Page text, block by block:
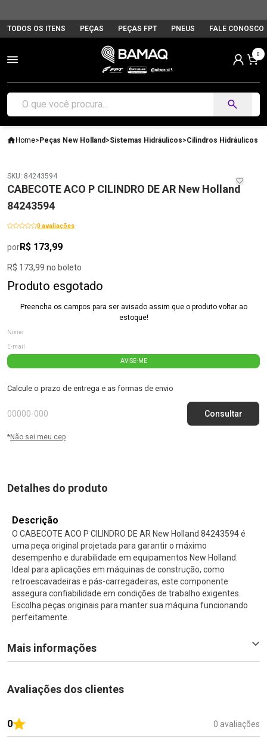
TODOS OS ITENS PEÇAS PEÇAS FPT PNEUS FALE CONOSCO
0
Home>Peças New Holland >Sistemas Hidráulicos>Cilindros Hidráulicos
SKU: 84243594
CABECOTE ACO P CILINDRO DE AR New Holland
84243594
0 avaliações
porR$ 173,99
R$ 173,99 no boleto
Produto esgotado
Preencha os campos para ser avisado assim que o produto voltar ao
estoque!
AVISE-ME
Calcule o prazo de entrega e as formas de envio
*Não sei meu cep
Detalhes do produto
Descrição
O CABECOTE ACO P CILINDRO DE AR New Holland 84243594 é
uma peça original projetada para garantir o máximo
desempenho e durabilidade em equipamentos New Holland.
Ideal para aplicações em máquinas de construção, como
retroescavadeiras e pás-carregadeiras, este componente
assegura confiabilidade em condições de trabalho exigentes.
Escolha peças originais para manter sua máquina funcionando
perfeitamente.
Mais informações
Avaliações dos clientes
0 0 avaliações